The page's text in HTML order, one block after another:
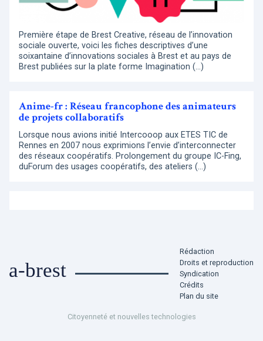
Première étape de Brest Creative, réseau de l’innovation
sociale ouverte, voici les fiches descriptives d’une
soixantaine d’innovations sociales à Brest et au pays de
Brest publiées sur la plate forme Imagination (…)
Anime-fr : Réseau francophone des animateurs
de projets collaboratifs
Lorsque nous avions initié Intercooop aux ETES TIC de
Rennes en 2007 nous exprimions l’envie d’interconnecter
des réseaux coopératifs. Prolongement du groupe IC-Fing,
duForum des usages coopératifs, des ateliers (…)
a-brest
Rédaction
Droits et reproduction
Syndication
Crédits
Plan du site
Citoyenneté et nouvelles technologies